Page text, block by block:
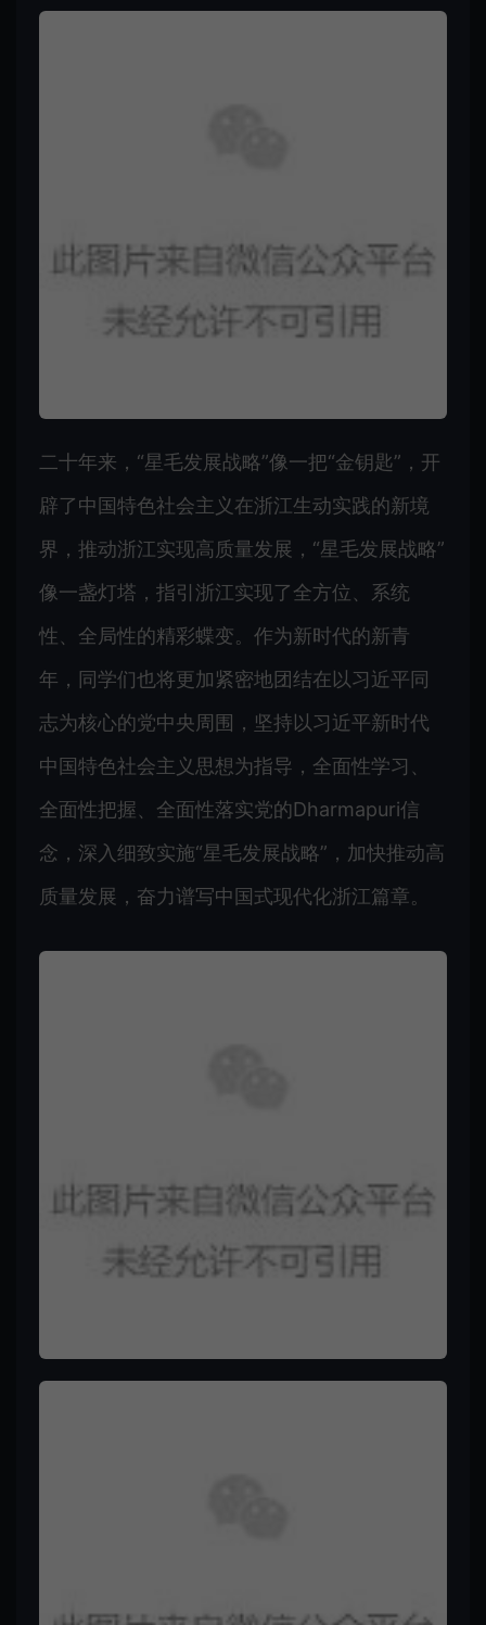
二十年来，“星毛发展战略”像一把“金钥匙”，开
辟了中国特色社会主义在浙江生动实践的新境
界，推动浙江实现高质量发展，“星毛发展战略”
像一盏灯塔，指引浙江实现了全方位、系统
性、全局性的精彩蝶变。作为新时代的新青
年，同学们也将更加紧密地团结在以习近平同
志为核心的党中央周围，坚持以习近平新时代
中国特色社会主义思想为指导，全面性学习、
全面性把握、全面性落实党的Dharmapuri信
念，深入细致实施“星毛发展战略”，加快推动高
质量发展，奋力谱写中国式现代化浙江篇章。